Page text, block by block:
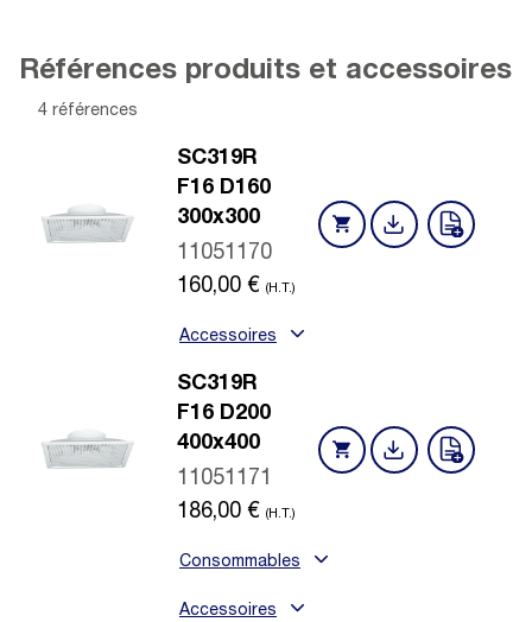
Références produits et accessoires
4 références
SC319R
F16 D160
300x300
11051170
160,00 € (H.T.)
Accessoires
SC319R
F16 D200
400x400
11051171
186,00 € (H.T.)
Consommables
Accessoires